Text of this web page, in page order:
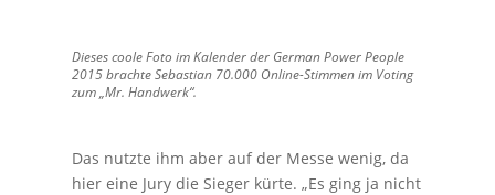
Dieses coole Foto im Kalender der German Power People
2015 brachte Sebastian 70.000 Online-Stimmen im Voting
zum „Mr. Handwerk“.
Das nutzte ihm aber auf der Messe wenig, da
hier eine Jury die Sieger kürte. „Es ging ja nicht